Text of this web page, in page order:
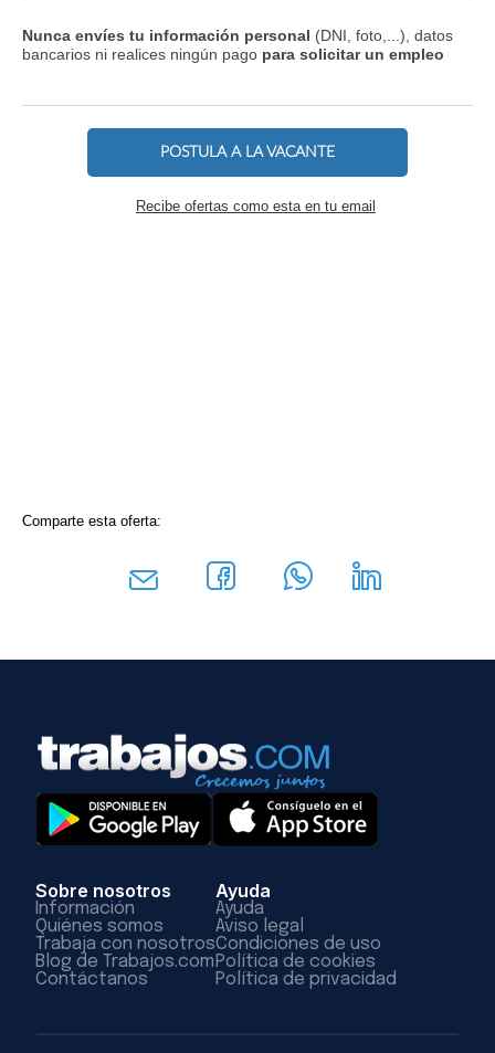
Nunca envíes tu información personal (DNI, foto,...), datos
bancarios ni realices ningún pago para solicitar un empleo
POSTULA A LA VACANTE
Recibe ofertas como esta en tu email
Comparte esta oferta:
Sobre nosotros
Información
Quiénes somos
Trabaja con nosotros
Blog de Trabajos.com
Contáctanos
Ayuda
Ayuda
Aviso legal
Condiciones de uso
Política de cookies
Política de privacidad